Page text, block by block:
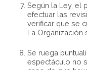
Según la Ley, el
efectuar las
verificar que se
La Organización
Se ruega
espectáculo no